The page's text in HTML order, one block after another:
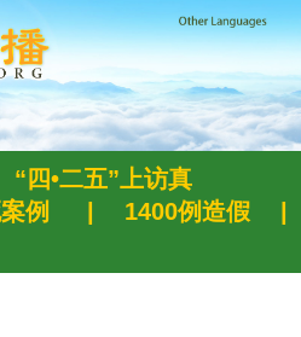
“四•二五”上访真
例 1400例造假